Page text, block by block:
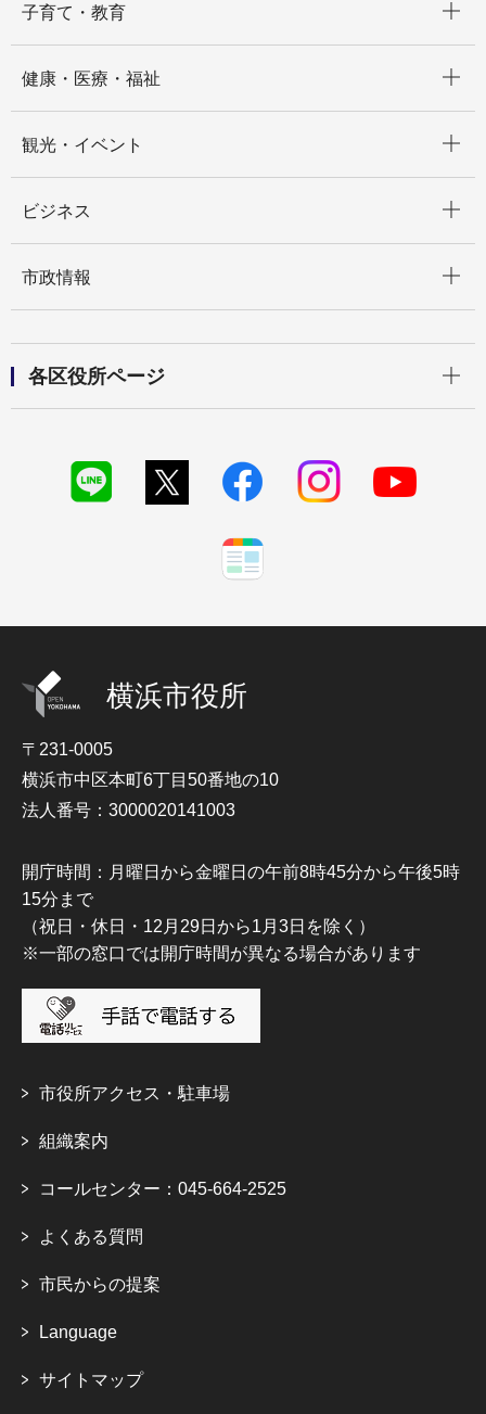
子育て・教育
健康・医療・福祉
観光・イベント
ビジネス
市政情報
各区役所ページ
横浜市役所
〒231-0005
横浜市中区本町6丁目50番地の10
法人番号：3000020141003
開庁時間：月曜日から金曜日の午前8時45分から午後5時
15分まで
（祝日・休日・12月29日から1月3日を除く）
※一部の窓口では開庁時間が異なる場合があります
市役所アクセス・駐車場
組織案内
コールセンター：045-664-2525
よくある質問
市民からの提案
Language
サイトマップ